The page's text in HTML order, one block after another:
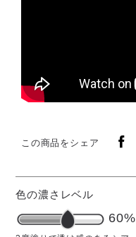
この商品をシェア
色の濃さレベル
60%